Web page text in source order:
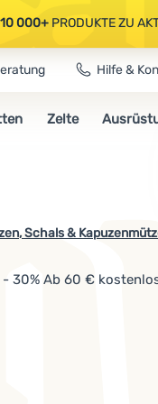
10 000+PRODUKTE ZU
&
10 000+PRODUKTE ZU
Hilfe &
Zelte
Schals &
30% Ab 60 €